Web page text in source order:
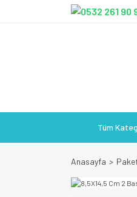
Tüm
Anasayfa